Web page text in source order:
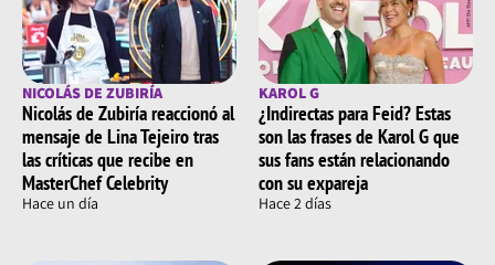
NICOLÁS DE ZUBIRÍA
Nicolás de Zubiría reaccionó al
mensaje de Lina Tejeiro tras
las críticas que recibe en
MasterChef Celebrity
Hace un día
KAROL G
¿Indirectas para Feid? Estas
son las frases de Karol G que
sus fans están relacionando
con su expareja
Hace 2 días